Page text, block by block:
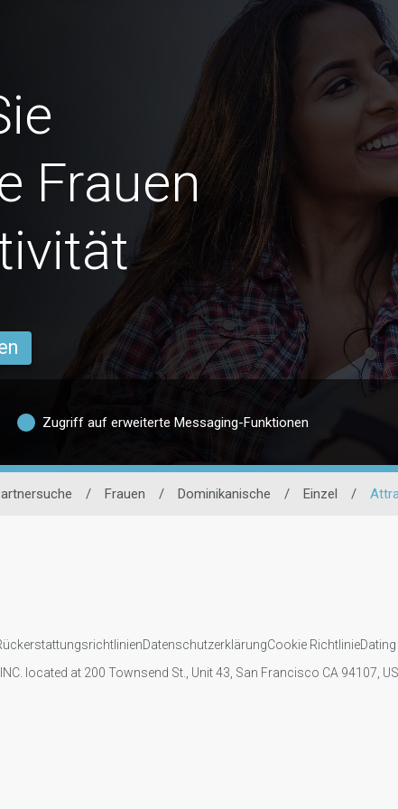
Frauen
Zugriff auf erweiterte Messaging-Funktionen
/ Frauen / Dominikanische / Einzel /
DatenschutzerklärungCookie Richtlinie
located at 200 Townsend St., Unit 43, San Francisco CA 94107,